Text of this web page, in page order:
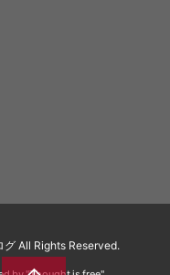
グ All Rights Reserved.